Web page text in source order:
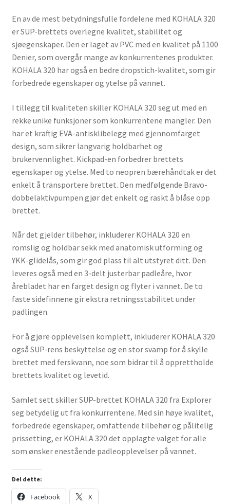
En av de mest betydningsfulle fordelene med KOHALA 320
er SUP-brettets overlegne kvalitet, stabilitet og
sjøegenskaper. Den er laget av PVC med en kvalitet på 1100
Denier, som overgår mange av konkurrentenes produkter.
KOHALA 320 har også en bedre dropstich-kvalitet, som gir
forbedrede egenskaper og ytelse på vannet.
I tillegg til kvaliteten skiller KOHALA 320 seg ut med en
rekke unike funksjoner som konkurrentene mangler. Den
har et kraftig EVA-antisklibelegg med gjennomfarget
design, som sikrer langvarig holdbarhet og
brukervennlighet. Kickpad-en forbedrer brettets
egenskaper og ytelse. Med to neopren bærehåndtak er det
enkelt å transportere brettet. Den medfølgende Bravo-
dobbelaktivpumpen gjør det enkelt og raskt å blåse opp
brettet.
Når det gjelder tilbehør, inkluderer KOHALA 320 en
romslig og holdbar sekk med anatomisk utforming og
YKK-glidelås, som gir god plass til alt utstyret ditt. Den
leveres også med en 3-delt justerbar padleåre, hvor
årebladet har en farget design og flyter i vannet. De to
faste sidefinnene gir ekstra retningsstabilitet under
padlingen.
For å gjøre opplevelsen komplett, inkluderer KOHALA 320
også SUP-rens beskyttelse og en stor svamp for å skylle
brettet med ferskvann, noe som bidrar til å opprettholde
brettets kvalitet og levetid.
Samlet sett skiller SUP-brettet KOHALA 320 fra Explorer
seg betydelig ut fra konkurrentene. Med sin høye kvalitet,
forbedrede egenskaper, omfattende tilbehør og pålitelig
prissetting, er KOHALA 320 det opplagte valget for alle
som ønsker enestående padleopplevelser på vannet.
Del dette:
Facebook X